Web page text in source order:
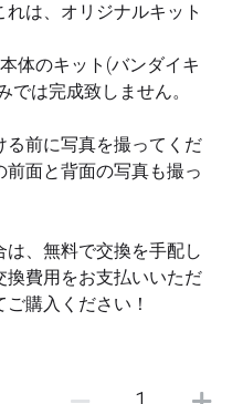
は、オリジナルキット
体のキット(バンダイキ
では完成致しません。
る前に写真を撮ってくだ
面と背面の写真も撮っ
、無料で交換を手配し
換費用をお支払いいただ
購入ください！